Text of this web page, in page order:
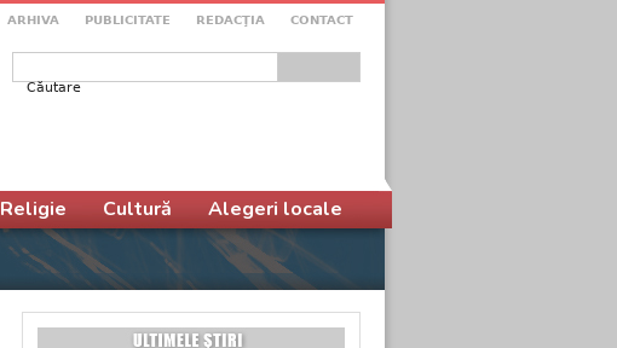
ARHIVA PUBLICITATE REDACŢIA CONTACT
Formular de căutare
Religie Cultură Alegeri locale